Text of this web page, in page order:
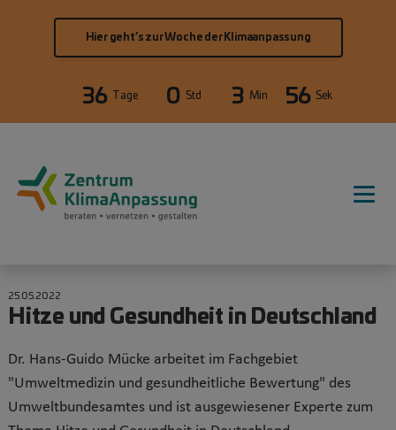
Hier geht’s zur Woche der Klimaanpassung
36 Tage 0 Std 3 Min 55 Sek
25.05.2022
Hitze und Gesundheit in Deutschland
Dr. Hans-Guido Mücke arbeitet im Fachgebiet
"Umweltmedizin und gesundheitliche Bewertung" des
Umweltbundesamtes und ist ausgewiesener Experte zum